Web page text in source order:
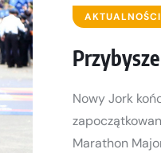
AKTUALNOŚCI
Nowy Jork
Marathon